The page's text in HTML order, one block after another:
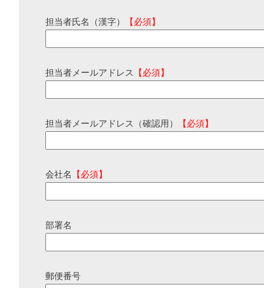
担当者氏名（漢字） 【必須】
担当者メールアドレス 【必須】
担当者メールアドレス（確認用） 【必須】
会社名 【必須】
部署名
郵便番号